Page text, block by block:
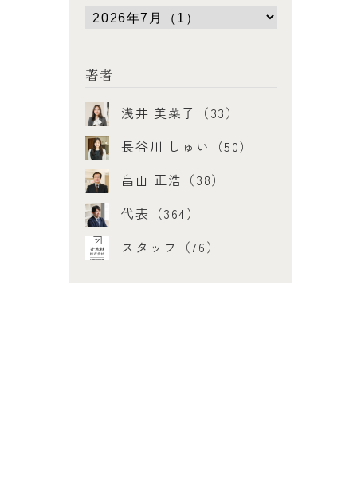
著者
浅井 美菜子（33）
長谷川 しゅい（50）
畠山 正浩（38）
代表（364）
スタッフ（76）